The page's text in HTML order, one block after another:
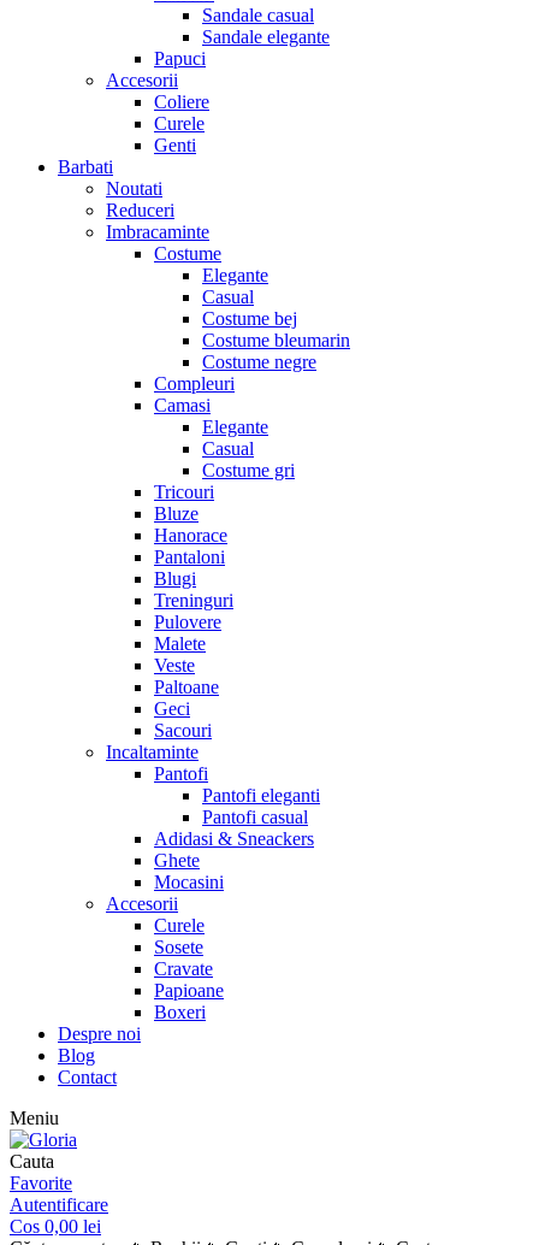
Sandale casual
Sandale elegante
Papuci
Accesorii
Coliere
Curele
Genti
Barbati
Noutati
Reduceri
Imbracaminte
Costume
Elegante
Casual
Costume bej
Costume bleumarin
Costume negre
Compleuri
Camasi
Elegante
Casual
Costume gri
Tricouri
Bluze
Hanorace
Pantaloni
Blugi
Treninguri
Pulovere
Malete
Veste
Paltoane
Geci
Sacouri
Incaltaminte
Pantofi
Pantofi eleganti
Pantofi casual
Adidasi & Sneackers
Ghete
Mocasini
Accesorii
Curele
Sosete
Cravate
Papioane
Boxeri
Despre noi
Blog
Contact
Meniu
Cauta
Favorite
Autentificare
Cos 0,00 lei